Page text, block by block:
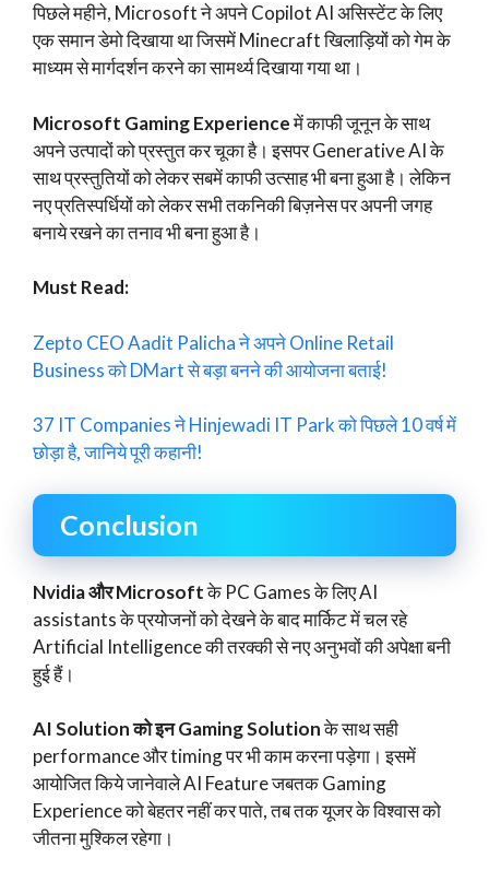
पिछले महीने, Microsoft ने अपने Copilot AI असिस्टेंट के लिए
एक समान डेमो दिखाया था जिसमें Minecraft खिलाड़ियों को गेम के
माध्यम से मार्गदर्शन करने का सामर्थ्य दिखाया गया था।
Microsoft Gaming Experienceमें काफी जूनून के साथ
अपने उत्पादों को प्रस्तुत कर चूका है। इसपर Generative AI के
साथ प्रस्तुतियों को लेकर सबमें काफी उत्साह भी बना हुआ है। लेकिन
नए प्रतिस्पर्धियों को लेकर सभी तकनिकी बिज़नेस पर अपनी जगह
बनाये रखने का तनाव भी बना हुआ है।
Must Read:
Zepto CEO Aadit Palicha ने अपने Online Retail
Business को DMart से बड़ा बनने की आयोजना बताई!
37 IT Companies ने Hinjewadi IT Park को पिछले 10 वर्ष में
छोड़ा है, जानिये पूरी कहानी!
Conclusion
Nvidia और Microsoftके PC Games के लिए AI
assistants के प्रयोजनों को देखने के बाद मार्किट में चल रहे
Artificial Intelligence की तरक्की से नए अनुभवों की अपेक्षा बनी
हुई हैं।
AI Solution को इन Gaming Solutionके साथ सही
performance और timing पर भी काम करना पड़ेगा। इसमें
आयोजित किये जानेवाले AI Feature जबतक Gaming
Experience को बेहतर नहीं कर पाते, तब तक यूजर के विश्वास को
जीतना मुश्किल रहेगा।